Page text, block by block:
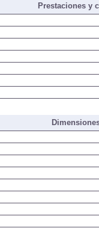
Prestaciones y